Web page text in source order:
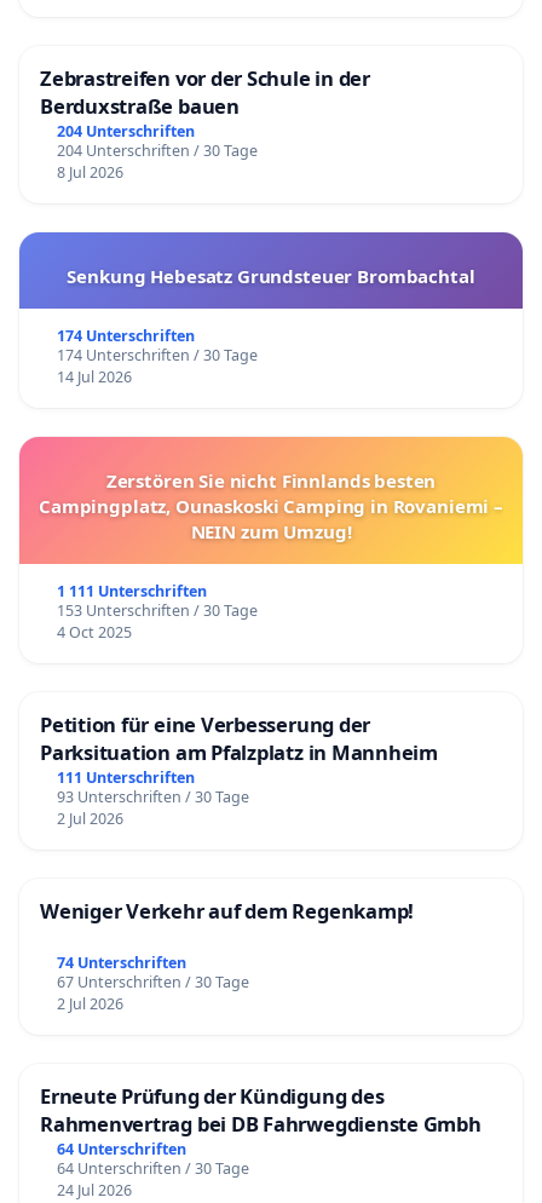
Zebrastreifen vor der Schule in der
Berduxstraße bauen
204 Unterschriften
204 Unterschriften / 30 Tage
8 Jul 2026
Senkung Hebesatz Grundsteuer Brombachtal
174 Unterschriften
174 Unterschriften / 30 Tage
14 Jul 2026
Zerstören Sie nicht Finnlands besten
Campingplatz, Ounaskoski Camping in Rovaniemi –
NEIN zum Umzug!
1 111 Unterschriften
153 Unterschriften / 30 Tage
4 Oct 2025
Petition für eine Verbesserung der
Parksituation am Pfalzplatz in Mannheim
111 Unterschriften
93 Unterschriften / 30 Tage
2 Jul 2026
Weniger Verkehr auf dem Regenkamp!
74 Unterschriften
67 Unterschriften / 30 Tage
2 Jul 2026
Erneute Prüfung der Kündigung des
Rahmenvertrag bei DB Fahrwegdienste Gmbh
64 Unterschriften
64 Unterschriften / 30 Tage
24 Jul 2026